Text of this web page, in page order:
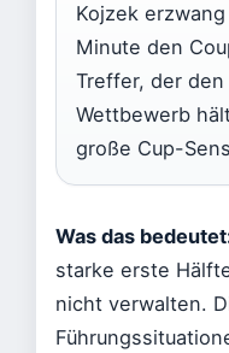
Kojzek
Minute den
Treffer, der
Wettbewerb
große Cup-
Was das
starke erste
nicht verwalten.